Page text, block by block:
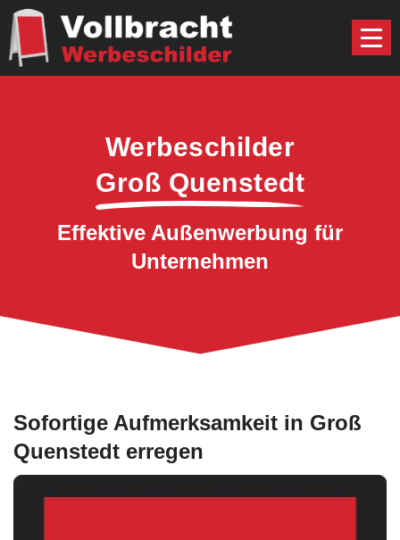
Werbeschilder
Groß Quenstedt
Effektive Außenwerbung für
Unternehmen
Sofortige Aufmerksamkeit in Groß
Quenstedt erregen